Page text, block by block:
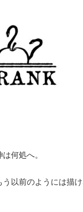
何処へ。
う以前のようには描